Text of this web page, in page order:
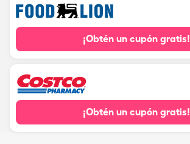
¡Obtén un cupón gratis!
¡Obtén un cupón gratis!